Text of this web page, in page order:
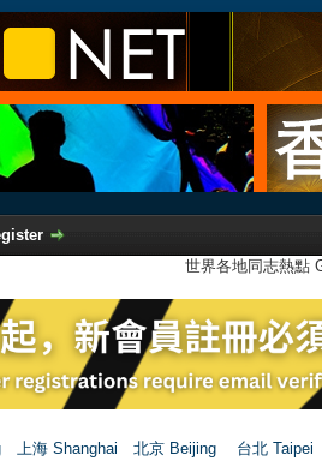
世界各地同志熱點
上海 Shanghai 北京 Beijing 台北 Taipei